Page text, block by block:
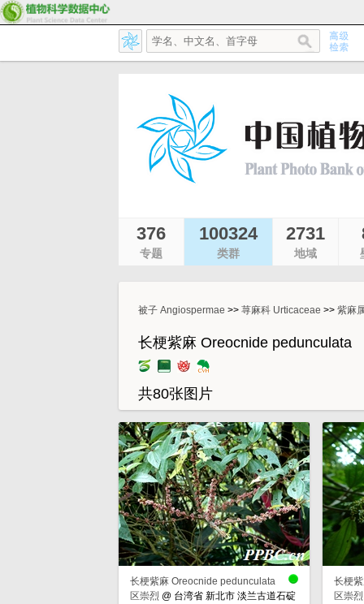
376
专题
100324
类群
2731
地域
被子 Angiospermae >> 荨麻科 Urticaceae >> 紫麻
长梗紫麻 Oreocnide pedunculata
共80张图片
长梗紫麻 Oreocnide pedunculata
区崇烈 @台湾省 新北市 淡兰古道石碇
长梗
区崇烈